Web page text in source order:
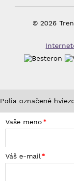
© 2026
Polia označené
Vaše meno
Váš e-mail